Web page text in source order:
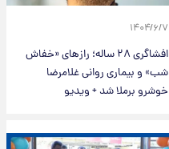
۱۴۰۴/۶/۷
افشاگری ۲۸ ساله؛ رازهای «خفاش
شب» و بیماری روانی غلامرضا
خوشرو برملا شد + ویدیو